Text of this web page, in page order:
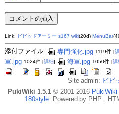
Link: ビビッドアーミー s167 wiki(20d) MenuBar
添付ファイル: 専門強化.jpg 1119件 [
軍.jpg 1024件 [詳細] 海軍.jpg 1050件 [詳
Site admin: ビビ
PukiWiki 1.5.1© 2001-2016 PukiWiki
180style. Powered by PHP .